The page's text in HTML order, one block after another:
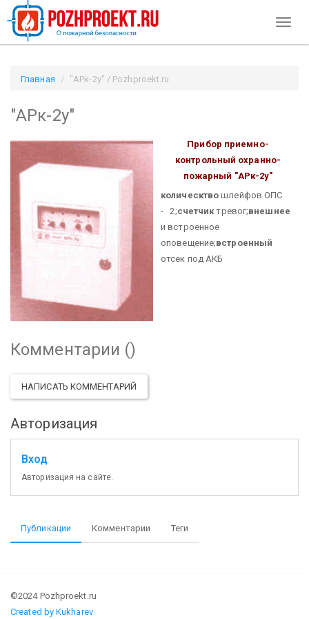
Главная "АРк-2у" / Pozhproekt.ru
"АРк-2у"
Прибор приемно-
контрольный охранно-
пожарный "АРк-2у"
колическтвошлейфов ОПС
- 2;счетчик тревог;внешнее
и встроенное
оповещение;встроенный
отсек под АКБ
Комментарии ()
НАПИСАТЬ КОММЕНТАРИЙ
Авторизация
Вход
Авторизация на сайте.
Публикации Комментарии Теги
©2024 Pozhproekt.ru
Created by Kukharev